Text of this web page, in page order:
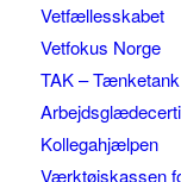
Vetfællesskabet
Vetfokus Norge
TAK –
Kollegahjælpen
Værktøjskassen